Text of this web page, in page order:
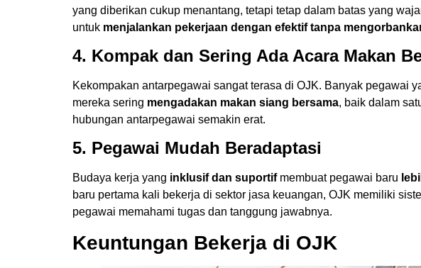
yang diberikan cukup menantang, tetapi tetap dalam batas yang
untuk menjalankan pekerjaan dengan efektif tanpa
4. Kompak dan Sering Ada Acara Makan
Kekompakan antarpegawai sangat terasa di OJK. Banyak pegawai
mereka sering mengadakan makan siang bersama, baik dalam
hubungan antarpegawai semakin erat.
5. Pegawai Mudah Beradaptasi
Budaya kerja yang inklusif dan suportifmembuat pegawai baru
baru pertama kali bekerja di sektor jasa keuangan, OJK memiliki
pegawai memahami tugas dan tanggung jawabnya.
Keuntungan Bekerja di OJK